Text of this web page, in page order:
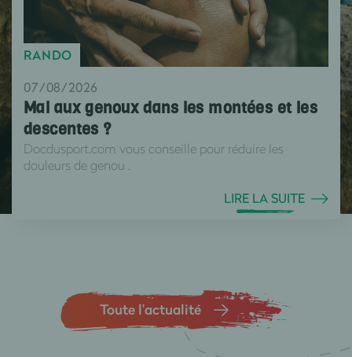
RANDO
07/08/2026
Mal aux genoux dans les montées et les
descentes ?
Docdusport.com vous conseille pour réduire les
douleurs de genou .
LIRE LA SUITE
Toute l’actualité